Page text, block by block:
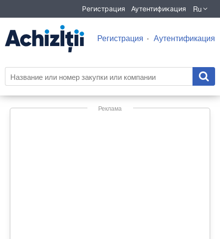
Регистрация Аутентификация Ru
Регистрация Аутентификация
Реклама